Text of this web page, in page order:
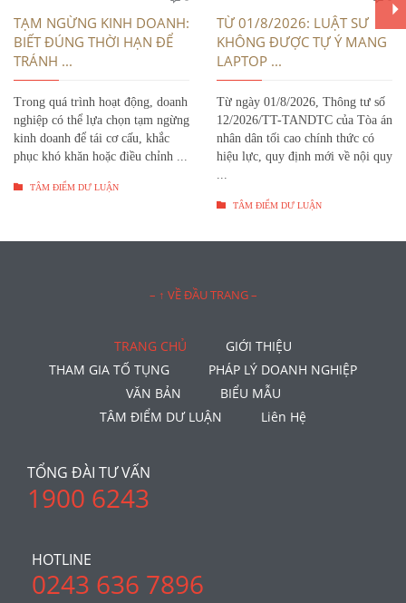
TẠM NGỪNG KINH DOANH:
BIẾT ĐÚNG THỜI HẠN ĐỂ
TRÁNH ...
Trong quá trình hoạt động, doanh
nghiệp có thể lựa chọn tạm ngừng
kinh doanh để tái cơ cấu, khắc
phục khó khăn hoặc điều chỉnh ...
 TÂM ĐIỂM DƯ LUẬN
TỪ 01/8/2026: LUẬT SƯ
KHÔNG ĐƯỢC TỰ Ý MANG
LAPTOP ...
Từ ngày 01/8/2026, Thông tư số
12/2026/TT-TANDTC của Tòa án
nhân dân tối cao chính thức có
hiệu lực, quy định mới về nội quy
...
 TÂM ĐIỂM DƯ LUẬN
– ↑ VỀ ĐẦU TRANG –
TRANG CHỦ
GIỚI THIỆU
THAM GIA TỐ TỤNG
PHÁP LÝ DOANH NGHIỆP
VĂN BẢN
BIỂU MẪU
TÂM ĐIỂM DƯ LUẬN
Liên Hệ
TỔNG ĐÀI TƯ VẤN
1900 6243
HOTLINE
0243 636 7896